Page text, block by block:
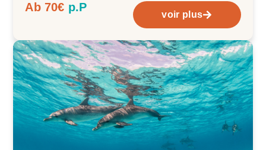
Ab 70€ p.P
voir plus